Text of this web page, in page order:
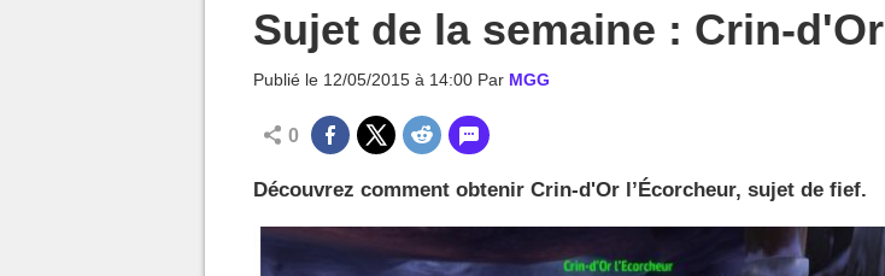
Sujet de la semaine : Crin-d'Or
Publié le 12/05/2015 à 14:00 Par MGG
0
Découvrez comment obtenir Crin-d'Or l’Écorcheur, sujet de fief.